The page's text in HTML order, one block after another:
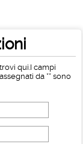
qui.I campi
da ** sono